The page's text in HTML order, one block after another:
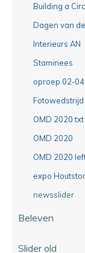
Building a
Dagen van
Interieurs AN
Staminees
oproep 02-
Fotowedstrijd
OMD 2020 txt
OMD 2020
OMD 2020
expo
newsslider
Beleven
Slider old